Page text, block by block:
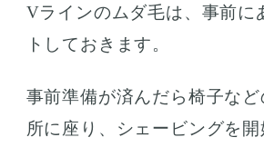
Vラインのムダ毛は、事前に
トしておきます。
事前準備が済んだら椅子な
所に座り、シェービングを開